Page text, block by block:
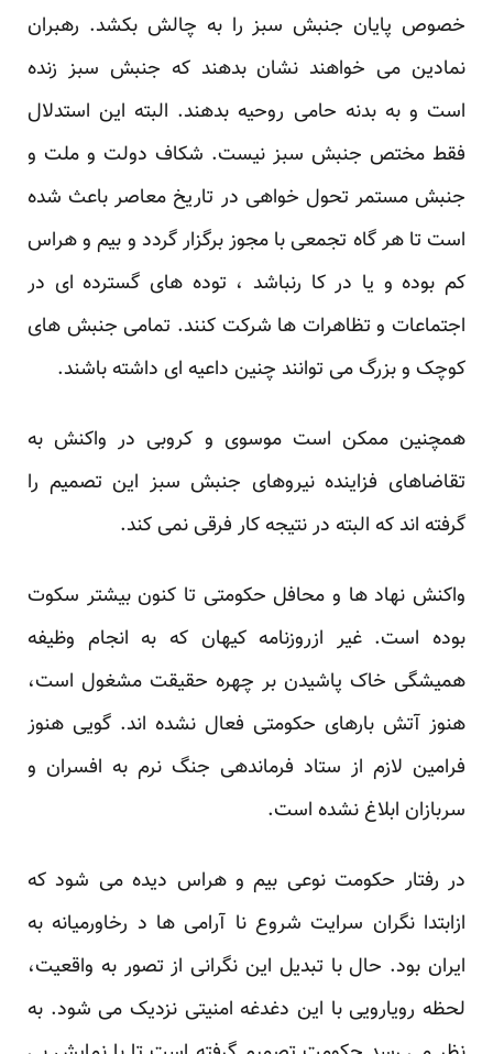
خصوص پایان جنبش سبز را به چالش بکشد. رهبران
نمادین می خواهند نشان بدهند که جنبش سبز زنده
است و به بدنه حامی روحیه بدهند. البته این استدلال
فقط مختص جنبش سبز نیست. شکاف دولت و ملت و
جنبش مستمر تحول خواهی در تاریخ معاصر باعث شده
است تا هر گاه تجمعی با مجوز برگزار گردد و بیم و هراس
کم بوده و یا در کا رنباشد ، توده های گسترده ای در
اجتماعات و تظاهرات ها شرکت کنند. تمامی جنبش های
کوچک و بزرگ می توانند چنین داعیه ای داشته باشند.
همچنین ممکن است موسوی و کروبی در واکنش به
تقاضاهای فزاینده نیروهای جنبش سبز این تصمیم را
گرفته اند که البته در نتیجه کار فرقی نمی کند.
واکنش نهاد ها و محافل حکومتی تا کنون بیشتر سکوت
بوده است. غیر ازروزنامه کیهان که به انجام وظیفه
همیشگی خاک پاشیدن بر چهره حقیقت مشغول است،
هنوز آتش بارهای حکومتی فعال نشده اند. گویی هنوز
فرامین لازم از ستاد فرماندهی جنگ نرم به افسران و
سربازان ابلاغ نشده است.
در رفتار حکومت نوعی بیم و هراس دیده می شود که
ازابتدا نگران سرایت شروع نا آرامی ها د رخاورمیانه به
ایران بود. حال با تبدیل این نگرانی از تصور به واقعیت،
لحظه رویارویی با این دغدغه امنیتی نزدیک می شود. به